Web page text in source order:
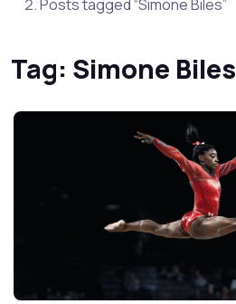
Posts tagged “Simone Biles”
Tag: Simone Biles